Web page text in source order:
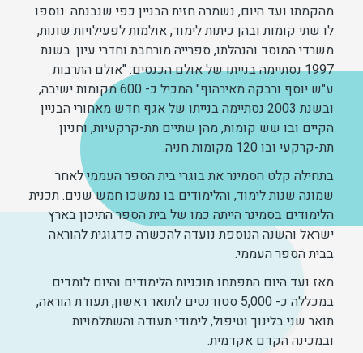
מהקמתו ועד היום, נשמרה חזית הבניין כפי שנבנתה. נוספו
לו שתי קומות ובהן כיתות לימוד, אולמות לפעילויות שונות,
משרדי המוסד והנהלתו, ספרייה מורחבת וחדרי עיון. בשנת
1997 נסתיימה בנייתו של אולם הכנסים: "אולם התרבות
ע"ש יוסף ורבקה מאירהוף" המכיל כ- 600 מקומות ישיבה,
ובשנת 2003 נסתיימה בנייתו של אגף חדש מאחורי הבניין
הקיים ובו שש קומות, מהן שתיים תת-קרקעיות, וחניון
תת-קרקעי ובו 120 מקומות חניה.
בתחילה קלט הסמינר את בוגרי בית הספר העממי לאחר
שמונה שנות לימוד, והלימודים בו נמשכו חמש שנים. תכנית
הלימודים בסמינר הייתה כמו של בית הספר התיכון בארץ
ישראל והשנה הנוספת נועדה להכשרה פדגוגית להוראה
בבית הספר העממי.
מאז ועד היום התפתחו תוכניות הלימודים והיום לומדים
במכללה כ- 5,000 סטודנטים לתואר ראשון, תעודת הוראה,
תואר שני בלינוך וטיפול, לימודי תעודה והשתלמויות
ובמכינה הקדם אקדמית.